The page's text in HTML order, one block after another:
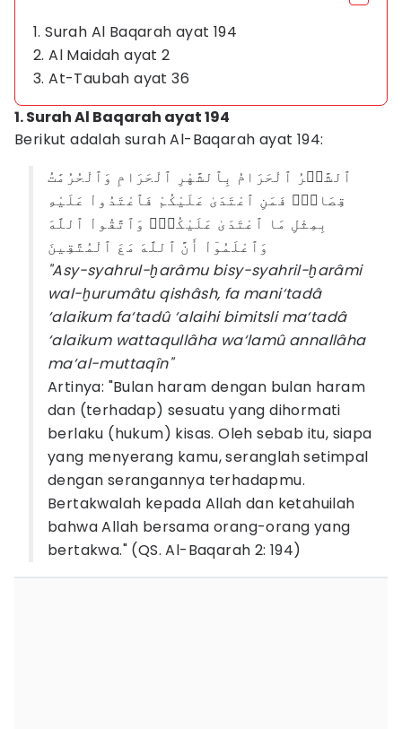
1. Surah Al Baqarah ayat 194
2. Al Maidah ayat 2
3. At-Taubah ayat 36
1. Surah Al Baqarah ayat 194
Berikut adalah surah Al-Baqarah ayat 194:
ٱلشَّهۡرُ ٱلْحَرَامُ بِٱلشَّهْرِ ٱلْحَرَامِ وَٱلْحُرُمَٰتُ
قِصَاصٞۚ فَمَنِ ٱعْتَدَىٰ عَلَيْكُمْ فَٱعْتَدُواْ عَلَيْهِ
بِمِثْلِ مَا ٱعْتَدَىٰ عَلَيْكُمْۚ وَٱتَّقُواْ ٱللَّهَ
وَٱعْلَمُوٓاْ أَنَّ ٱللَّهَ مَعَ ٱلْمُتَّقِينَ
"Asy-syahrul-ḫarâmu bisy-syahril-ḫarâmi
wal-ḫurumâtu qishâsh, fa mani‘tadâ
‘alaikum fa‘tadû ‘alaihi bimitsli ma‘tadâ
‘alaikum wattaqullâha wa‘lamû annallâha
ma‘al-muttaqîn"
Artinya: "Bulan haram dengan bulan haram
dan (terhadap) sesuatu yang dihormati
berlaku (hukum) kisas. Oleh sebab itu, siapa
yang menyerang kamu, seranglah setimpal
dengan serangannya terhadapmu.
Bertakwalah kepada Allah dan ketahuilah
bahwa Allah bersama orang-orang yang
bertakwa." (QS. Al-Baqarah 2: 194)